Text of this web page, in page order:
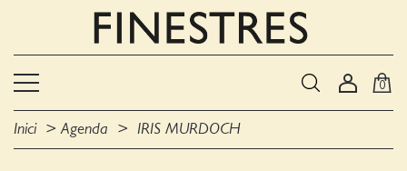
0
Inici Agenda IRIS MURDOCH